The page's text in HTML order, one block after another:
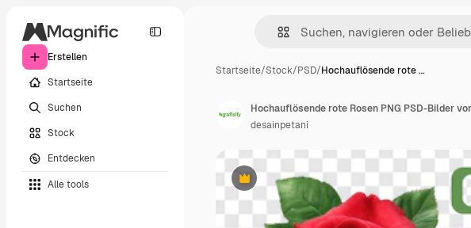
Erstellen
Startseite
Suchen
Stock
Entdecken
Alle tools
Startseite/Stock/PSD/Hochauflösende rote …
Premium
desainpetani